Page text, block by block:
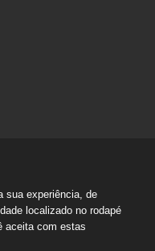
sua experiência, de
localizado no rodapé
aceita com estas
DO